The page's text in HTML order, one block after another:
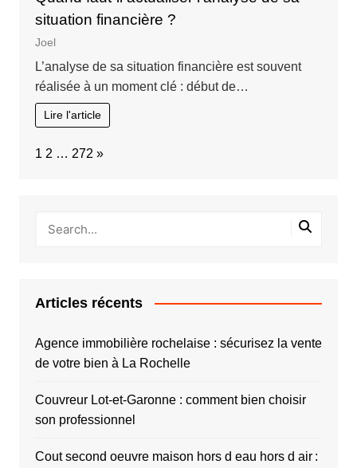
situation financière ?
Joel
L’analyse de sa situation financière est souvent
réalisée à un moment clé : début de…
Lire l'article
Page:
1 2 … 272 Next
»
Articles récents
Agence immobilière rochelaise : sécurisez la vente
de votre bien à La Rochelle
Couvreur Lot-et-Garonne : comment bien choisir
son professionnel
Cout second oeuvre maison hors d eau hors d air :